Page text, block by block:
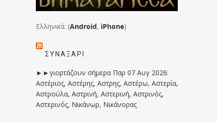
Ελληνικά: (Android, iPhone)
ΣΥΝΑΞΆΡΙ
►►γιορτάζουν σήμερα Παρ 07 Αυγ 2026:
Αστέριος, Αστέρης, Αστρης, Αστέρω, Αστερία,
Αστρούλα, Αστρινή, Αστερινή, Αστρινός,
Αστερινός, Νικάνωρ, Νικάνορας